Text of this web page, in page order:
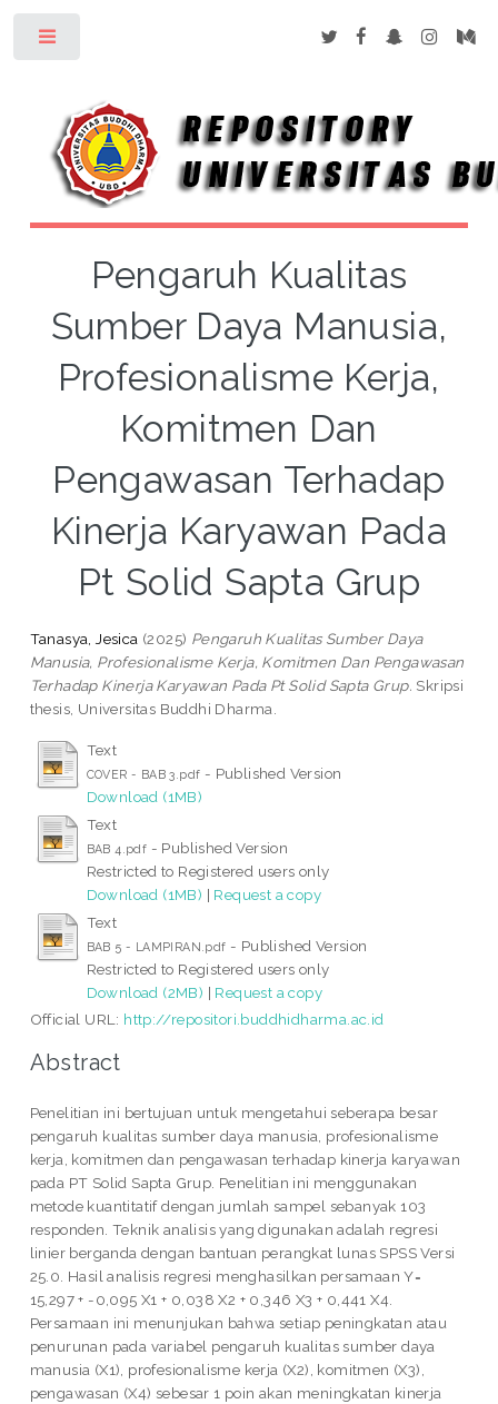
Pengaruh Kualitas
Sumber Daya Manusia,
Profesionalisme Kerja,
Komitmen Dan
Pengawasan Terhadap
Kinerja Karyawan Pada
Pt Solid Sapta Grup
Tanasya, Jesica (2025) Pengaruh Kualitas Sumber Daya
Manusia, Profesionalisme Kerja, Komitmen Dan Pengawasan
Terhadap Kinerja Karyawan Pada Pt Solid Sapta Grup. Skripsi
thesis, Universitas Buddhi Dharma.
Text
COVER - BAB 3.pdf - Published Version
Download (1MB)
Text
BAB 4.pdf - Published Version
Restricted to Registered users only
Download (1MB) | Request a copy
Text
BAB 5 - LAMPIRAN.pdf - Published Version
Restricted to Registered users only
Download (2MB) | Request a copy
Official URL: http://repositori.buddhidharma.ac.id
Abstract
Penelitian ini bertujuan untuk mengetahui seberapa besar
pengaruh kualitas sumber daya manusia, profesionalisme
kerja, komitmen dan pengawasan terhadap kinerja karyawan
pada PT Solid Sapta Grup. Penelitian ini menggunakan
metode kuantitatif dengan jumlah sampel sebanyak 103
responden. Teknik analisis yang digunakan adalah regresi
linier berganda dengan bantuan perangkat lunas SPSS Versi
25.0. Hasil analisis regresi menghasilkan persamaan Y=
15,297 + -0,095 X1 + 0,038 X2 + 0,346 X3 + 0,441 X4.
Persamaan ini menunjukan bahwa setiap peningkatan atau
penurunan pada variabel pengaruh kualitas sumber daya
manusia (X1), profesionalisme kerja (X2), komitmen (X3),
pengawasan (X4) sebesar 1 poin akan meningkatan kinerja